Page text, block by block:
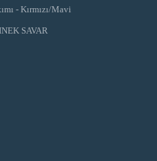
- Kırmızı/Mavi
SAVAR